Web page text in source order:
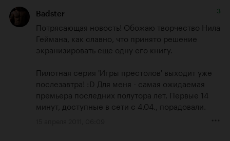
Badster 3
Потрясающая новость! Обожаю творчество Нила
Геймана, как славно, что принято решение
экранизировать еще одну его книгу.
Пилотная серия 'Игры престолов' выходит уже
послезавтра! :D Для меня - самая ожидаемая
премьера последних полутора лет. Первые 14
минут, доступные в сети с 4.04., порадовали.